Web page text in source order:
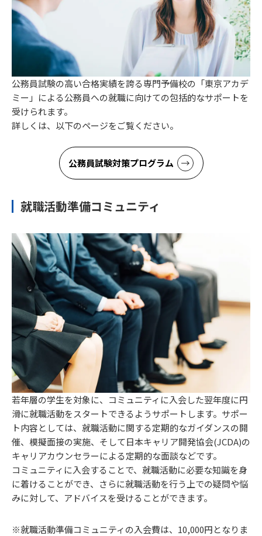
公務員試験の高い合格実績を誇る専門予備校の「東京アカデ
ミー」による公務員への就職に向けての包括的なサポートを
受けられます。
詳しくは、以下のページをご覧ください。
公務員試験対策プログラム
就職活動準備コミュニティ
若年層の学生を対象に、コミュニティに入会した翌年度に円
滑に就職活動をスタートできるようサポートします。サポー
ト内容としては、就職活動に関する定期的なガイダンスの開
催、模擬面接の実施、そして日本キャリア開発協会(JCDA)の
キャリアカウンセラーによる定期的な面談などです。
コミュニティに入会することで、就職活動に必要な知識を身
に着けることができ、さらに就職活動を行う上での疑問や悩
みに対して、アドバイスを受けることができます。
※就職活動準備コミュニティの入会費は、10,000円となりま